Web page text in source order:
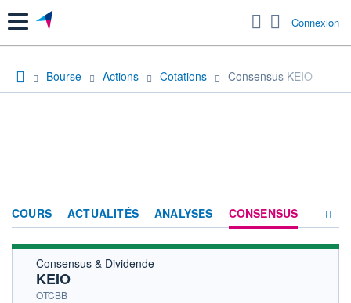
Menu Connexion
Bourse Actions Cotations Consensus KEIO
COURS ACTUALITÉS ANALYSES CONSENSUS
Consensus & Dividende
KEIO
OTCBB